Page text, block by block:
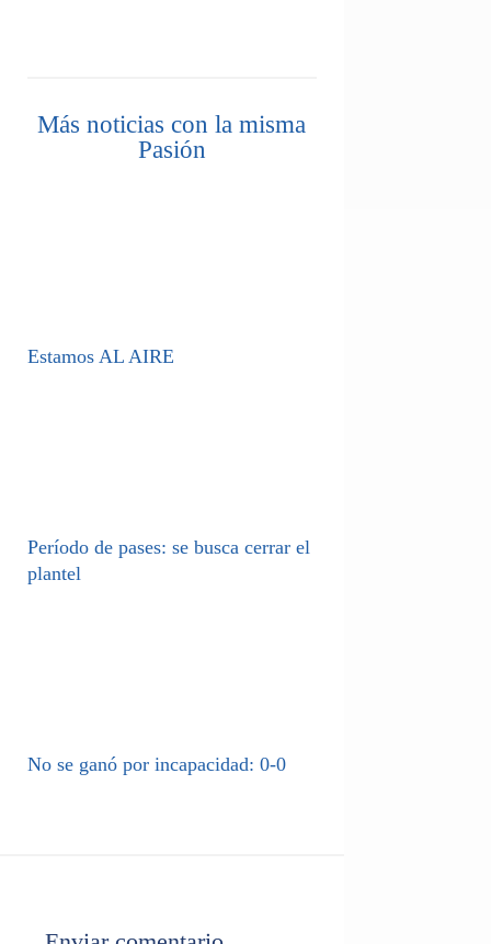
Más noticias con la misma
Pasión
Estamos AL AIRE
Período de pases: se busca cerrar el
plantel
No se ganó por incapacidad: 0-0